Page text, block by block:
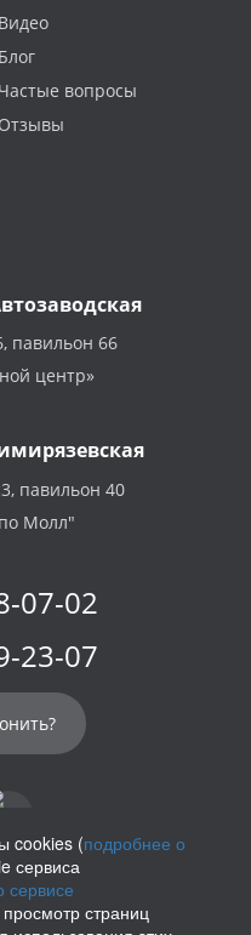
Видео
Блог
Частые вопросы
Отзывы
павильон 66
центр»
павильон 40
Молл"
07-02
23-07
cookies (подробнее о
сервиса
сервисе
страниц